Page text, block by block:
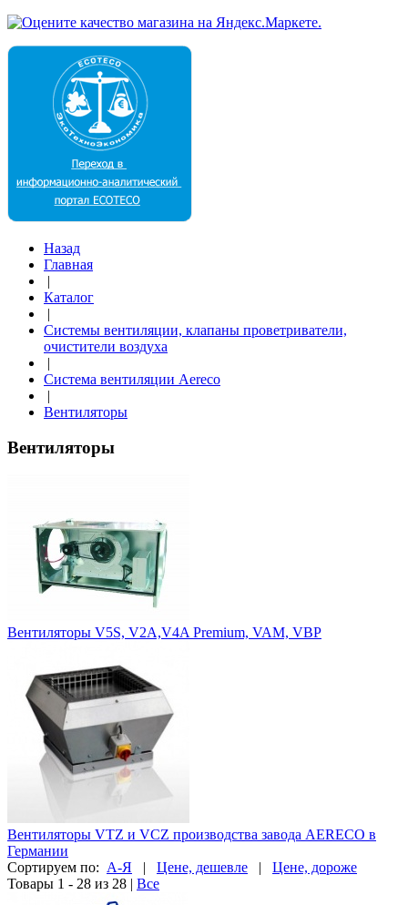
Назад
Главная
|
Каталог
|
Системы вентиляции, клапаны проветриватели,
очистители воздуха
|
Система вентиляции Aereco
|
Вентиляторы
Вентиляторы
Вентиляторы V5S, V2A,V4A Premium, VAM, VBP
Вентиляторы VTZ и VCZ производства завода AERECO в
Германии
Сортируем по: А-Я | Цене, дешевле | Цене, дороже
Товары 1 - 28 из 28 | Все